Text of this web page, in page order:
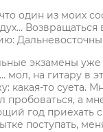
один из моих
экзамены
мол, на гитару в
какая-то суета.
а
год приехать
поступать,